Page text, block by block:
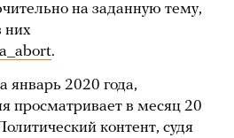
на заданную тему,
них
.
2020 года,
просматривает в месяц 20
контент, судя